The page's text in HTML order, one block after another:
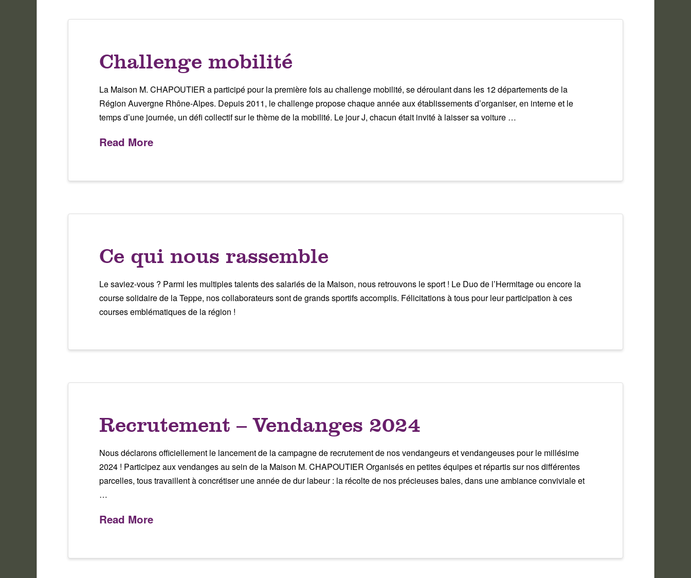
Challenge mobilité
La Maison M. CHAPOUTIER a participé pour la première fois au challenge mobilité, se déroulant dans les 12 départements de la
Région Auvergne Rhône-Alpes. Depuis 2011, le challenge propose chaque année aux établissements d’organiser, en interne et le
temps d’une journée, un défi collectif sur le thème de la mobilité. Le jour J, chacun était invité à laisser sa voiture …
Read More
Ce qui nous rassemble
Le saviez-vous ? Parmi les multiples talents des salariés de la Maison, nous retrouvons le sport ! Le Duo de l’Hermitage ou encore la
course solidaire de la Teppe, nos collaborateurs sont de grands sportifs accomplis. Félicitations à tous pour leur participation à ces
courses emblématiques de la région !
Recrutement – Vendanges 2024
Nous déclarons officiellement le lancement de la campagne de recrutement de nos vendangeurs et vendangeuses pour le millésime
2024 ! Participez aux vendanges au sein de la Maison M. CHAPOUTIER Organisés en petites équipes et répartis sur nos différentes
parcelles, tous travaillent à concrétiser une année de dur labeur : la récolte de nos précieuses baies, dans une ambiance conviviale et
…
Read More